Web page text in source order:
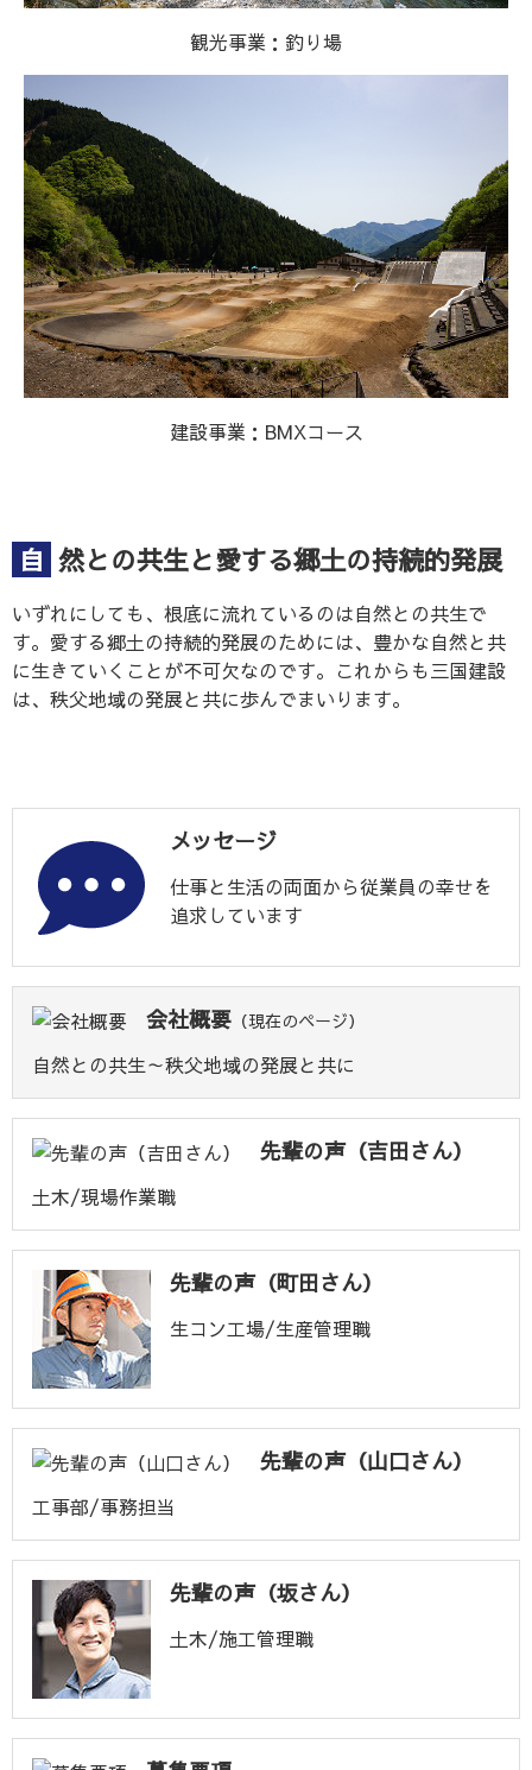
観光事業：釣り場
建設事業：BMXコース
自然との共生と愛する郷土の持続的発展
いずれにしても、根底に流れているのは自然との共生で
す。愛する郷土の持続的発展のためには、豊かな自然と共
に生きていくことが不可欠なのです。これからも三国建設
は、秩父地域の発展と共に歩んでまいります。
メッセージ
仕事と生活の両面から従業員の幸せを
追求しています
会社概要 （現在のページ）
自然との共生～秩父地域の発展と共に
先輩の声（吉田さん）
土木/現場作業職
先輩の声（町田さん）
生コン工場/生産管理職
先輩の声（山口さん）
工事部/事務担当
先輩の声（坂さん）
土木/施工管理職